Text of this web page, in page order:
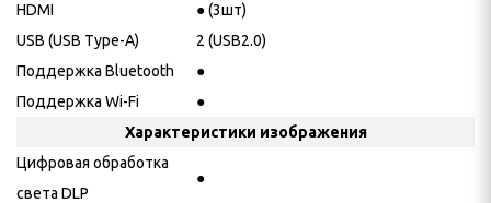
HDMI
● (3шт)
USB (USB Type-A)
2 (USB2.0)
Поддержка Bluetooth
●
Поддержка Wi-Fi
●
Характеристики изображения
Цифровая обработка
света DLP
●